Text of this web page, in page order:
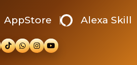
AppStore Alexa Skill